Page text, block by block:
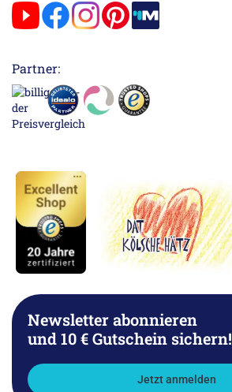
Partner:
Newsletter abonnieren
und 10 € Gutschein sichern!
Jetzt anmelden